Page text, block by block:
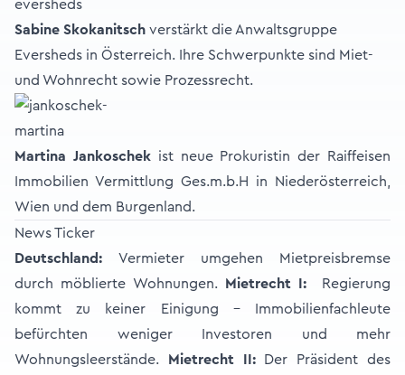
Sabine Skokanitsch verstärkt die Anwaltsgruppe
Eversheds in Österreich. Ihre Schwerpunkte sind Miet-
und Wohnrecht sowie Prozessrecht.
Martina Jankoschekist neue Prokuristin der Raiffeisen
Immobilien Vermittlung Ges.m.b.H in Niederösterreich,
Wien und dem Burgenland.
News Ticker
Deutschland: Vermieter umgehen Mietpreisbremse
durch möblierte Wohnungen.
Mietrecht I:
Regierung
kommt zu keiner Einigung – Immobilienfachleute
befürchten weniger Investoren und mehr
Wohnungsleerstände.
Mietrecht II: Der Präsident des